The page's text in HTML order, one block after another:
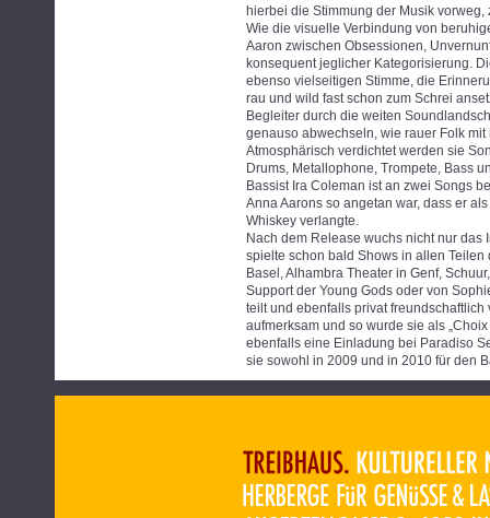
hierbei die Stimmung der Musik
Wie die visuelle Verbindung von
Aaron zwischen Obsessionen,
konsequent jeglicher Kategorisierung.
ebenso vielseitigen Stimme, die
rau und wild fast schon zum Schrei
Begleiter durch die weiten
genauso abwechseln, wie rauer Folk
Atmosphärisch verdichtet werden sie
Drums, Metallophone, Trompete, Bass
Bassist Ira Coleman ist an zwei Songs
Anna Aarons so angetan war, dass er
Whiskey verlangte.
Nach dem Release wuchs nicht nur
spielte schon bald Shows in allen Teilen
Basel, Alhambra Theater in Genf,
Support der Young Gods oder von
teilt und ebenfalls privat
aufmerksam und so wurde sie als
ebenfalls eine Einladung bei Paradiso
sie sowohl in 2009 und in 2010 für den